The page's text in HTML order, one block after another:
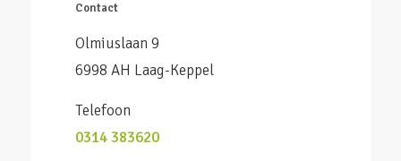
Contact
Olmiuslaan 9
6998 AH Laag-Keppel
Telefoon
0314 383620